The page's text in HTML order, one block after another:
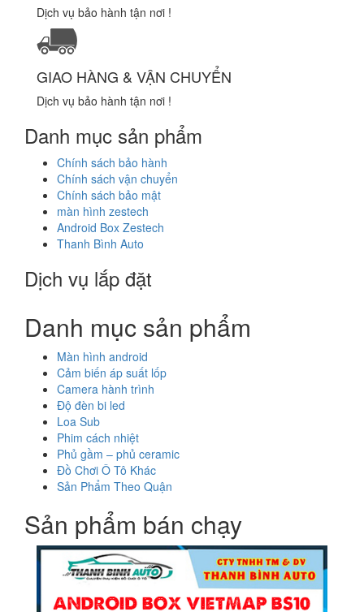
Dịch vụ bảo hành tận nơi !
GIAO HÀNG & VẬN CHUYỂN
Dịch vụ bảo hành tận nơi !
Danh mục sản phẩm
Chính sách bảo hành
Chính sách vận chuyển
Chính sách bảo mật
màn hình zestech
Android Box Zestech
Thanh Bình Auto
Dịch vụ lắp đặt
Danh mục sản phẩm
Màn hình android
Cảm biến áp suất lốp
Camera hành trình
Độ đèn bi led
Loa Sub
Phim cách nhiệt
Phủ gầm – phủ ceramic
Đồ Chơi Ô Tô Khác
Sản Phẩm Theo Quận
Sản phẩm bán chạy